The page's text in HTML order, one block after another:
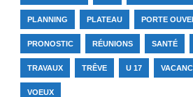
PLANNING PLATEAU PORTE
PRONOSTIC RÉUNIONS SANTÉ
TRAVAUX TRÊVE U 17
VOEUX